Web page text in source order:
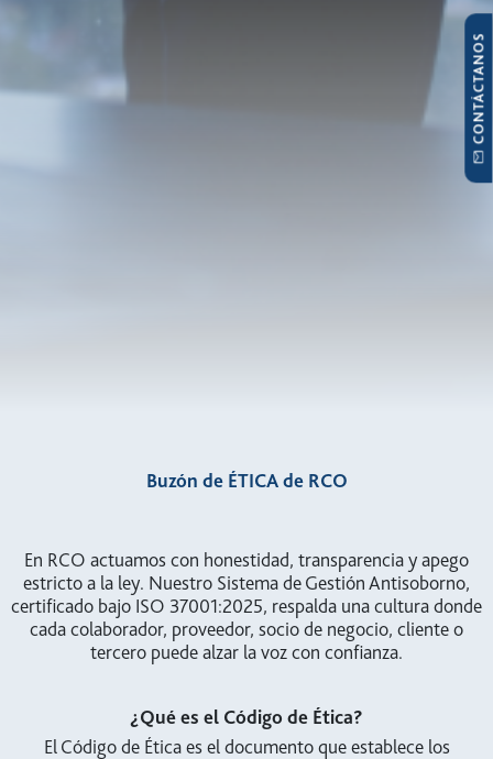
Buzón de ÉTICA de RCO
En RCO actuamos con honestidad, transparencia y apego
estricto a la ley. Nuestro Sistema de Gestión Antisoborno,
certificado bajo ISO 37001:2025, respalda una cultura donde
cada colaborador, proveedor, socio de negocio, cliente o
tercero puede alzar la voz con confianza.
¿Qué es el Código de Ética?
El Código de Ética es el documento que establece los
CONTÁCTANOS